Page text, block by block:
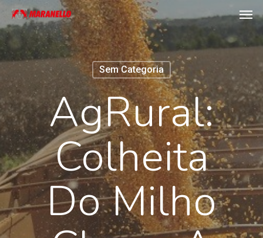
Skip
to
content
Sem Categoria
AgRural:
Colheita
Do Milho